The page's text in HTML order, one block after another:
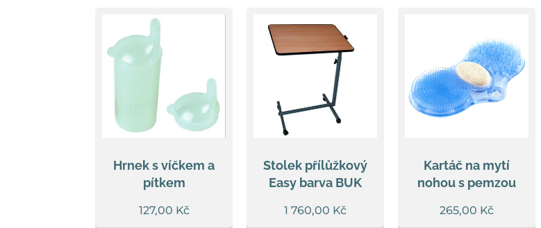
Hrnek s víčkem a
pítkem
127,00 Kč
Stolek přílůžkový
Easy barva BUK
1 760,00 Kč
Kartáč na mytí
nohou s pemzou
265,00 Kč